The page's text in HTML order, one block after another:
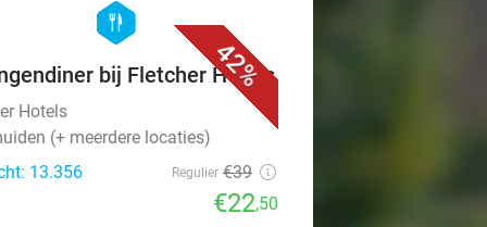
42%
hexagon
food
bij Fletcher Hotels
Hotels
(+ meerdere locaties)
13.356
Regulier €39
€22,50